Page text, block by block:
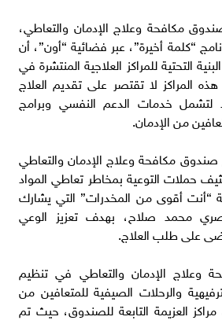
مكافحة وعلاج الإدمان والتعاطي،
“كلمة أخيرة”، عبر فضائية “أون”، أن
التحتية للمراكز العلاجية المنتشرة في
المراكز لا تقتصر على تقديم العلاج
خدمات الدعم النفسي وبرامج
من الإدمان.
مكافحة وعلاج الإدمان والتعاطي
حملات التوعية بمخاطر تعاطي المواد
“أنت أقوى من المخدرات” التي يشارك
محمد صلاح، بهدف تعزيز الوعي
على طلب العلاج.
وعلاج الإدمان والتعاطي في تنظيم
والرحلات الصيفية للمتعافين من
العزيمة التابعة للصندوق، حيث تم